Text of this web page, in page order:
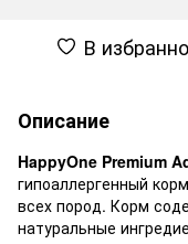
В
Описание
HappyOne Premium
гипоаллергенный
всех пород. Корм
натуральные